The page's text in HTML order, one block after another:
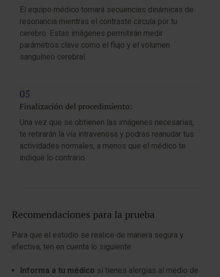
El equipo médico tomará secuencias dinámicas de
resonancia mientras el contraste circula por tu
cerebro. Estas imágenes permitirán medir
parámetros clave como el flujo y el volumen
sanguíneo cerebral.
Finalización del procedimiento:
Una vez que se obtienen las imágenes necesarias,
te retirarán la vía intravenosa y podrás reanudar tus
actividades normales, a menos que el médico te
indique lo contrario.
Recomendaciones para la prueba
Para que el estudio se realice de manera segura y
efectiva, ten en cuenta lo siguiente:
Informa a tu médico si tienes alergias al medio de